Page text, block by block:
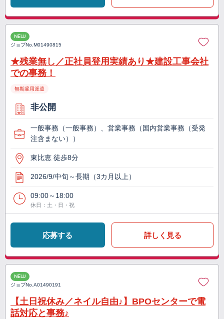
NEW
ジョブNo.M01490815
★残業無し／正社員登用実績あり★建設工事会社
での事務！
無期雇用派遣
非公開
一般事務（一般事務）、営業事務（国内営業事務（受発
注含まない））
東比恵 徒歩8分
2026/9/中旬～長期（3カ月以上）
09:00～18:00
休日：土・日・祝
応募する 詳しく見る
NEW
ジョブNo.A01490191
【土日祝休み／ネイル自由♪】BPOセンターで電
話対応と事務♪